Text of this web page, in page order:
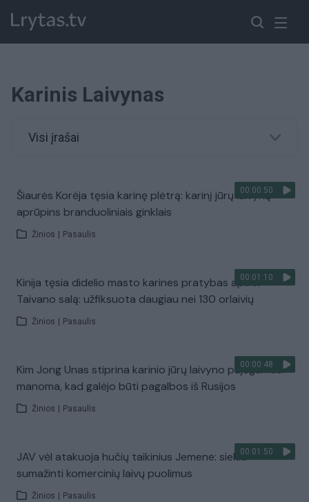
Karinis Laivynas
Visi įrašai
00:00:50
Šiaurės Korėja tęsia karinę plėtrą: karinį jūrų laivyną
aprūpins branduoliniais ginklais
Žinios Pasaulis
00:01:10
Kinija tęsia didelio masto karines pratybas aplink
Taivano salą: užfiksuota daugiau nei 130 orlaivių
Žinios Pasaulis
00:00:48
Kim Jong Unas stiprina karinio jūrų laivyno pajėgumus:
manoma, kad galėjo būti pagalbos iš Rusijos
Žinios Pasaulis
00:01:50
JAV vėl atakuoja hučių taikinius Jemene: siekia
sumažinti komercinių laivų puolimus
Žinios Pasaulis